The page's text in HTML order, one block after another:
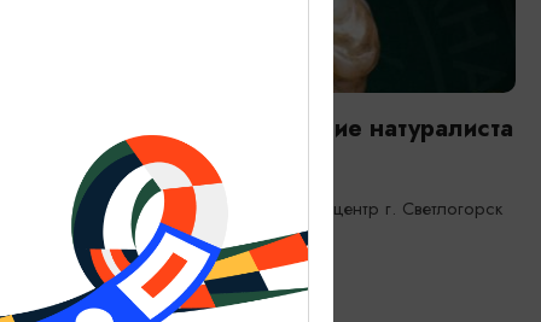
Янтарная каюта. Путешествие натуралиста
25.12.2025 - 31.12.2026
Светлогорск, Морской выставочный центр г. Светлогорск